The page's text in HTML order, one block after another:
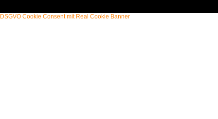
DSGVO Cookie Consent mit Real Cookie Banner